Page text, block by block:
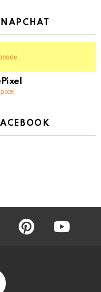
pinterest youtube